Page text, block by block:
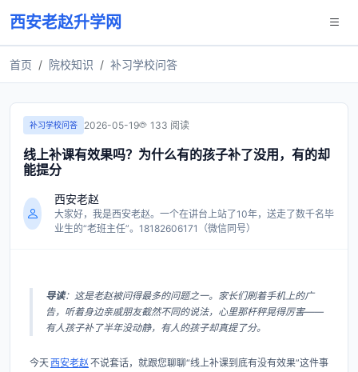
西安老赵升学网
首页 院校知识 补习学校问答
补习学校问答 2026-05-19 133 阅读
线上补课有效果吗？为什么有的孩子补了没用，有的却
能提分
西安老赵
大家好，我是西安老赵。一个在讲台上站了10年，送走了数千名毕
业生的“老班主任”。18182606171（微信同号）
导读：这是老赵被问得最多的问题之一。家长们刷着手机上的广
告，听着身边亲戚朋友截然不同的说法，心里那杆秤晃得厉害——
有人孩子补了半年没动静，有人的孩子却真提了分。
今天西安老赵 不说套话，就跟您聊聊“线上补课到底有没有效果”这件事